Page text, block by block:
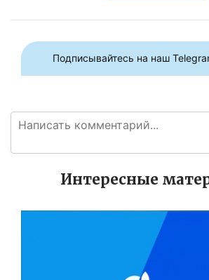
Подписывайтесь на наш
Интересные